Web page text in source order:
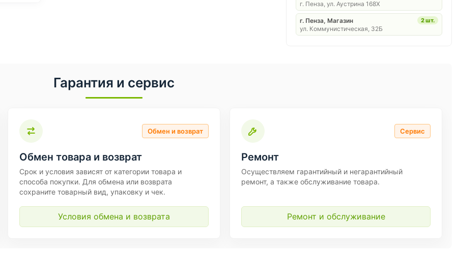
г. Пенза, ул. Аустрина 168Х
г. Пенза, Магазин 2 шт.
ул. Коммунистическая, 32Б
Гарантия и сервис
Обмен и возврат
Обмен товара и возврат
Срок и условия зависят от категории товара и
способа покупки. Для обмена или возврата
сохраните товарный вид, упаковку и чек.
Условия обмена и возврата
Сервис
Ремонт
Осуществляем гарантийный и негарантийный
ремонт, а также обслуживание товара.
Ремонт и обслуживание